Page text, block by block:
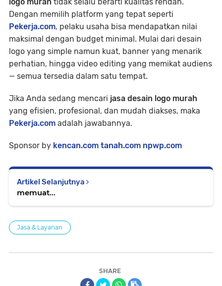
Dengan memilih platform yang tepat seperti
Pekerja.com, pelaku usaha bisa mendapatkan nilai
maksimal dengan budget minimal. Mulai dari desain
logo yang simple namun kuat, banner yang menarik
perhatian, hingga video editing yang memikat audiens
— semua tersedia dalam satu tempat.
Jika Anda sedang mencari jasa desain logo murah
yang efisien, profesional, dan mudah diakses, maka
Pekerja.com adalah jawabannya.
Sponsor by kencan.com tanah.com npwp.com
Artikel Selanjutnya
memuat...
Jasa & Layanan
SHARE